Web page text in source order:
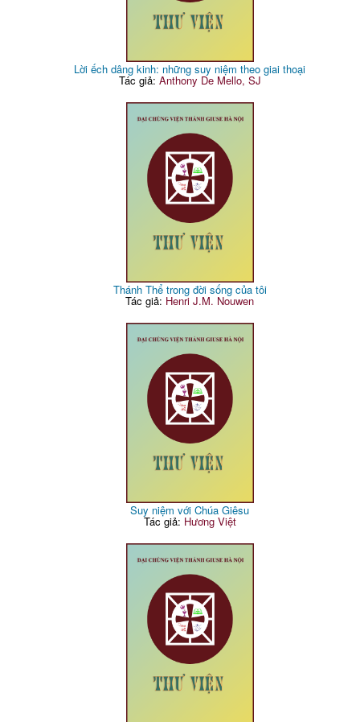
Lời ếch dâng kinh: những suy niệm theo giai thoại
Tác giả: Anthony De Mello, SJ
Thánh Thể trong đời sống của tôi
Tác giả: Henri J.M. Nouwen
Suy niệm với Chúa Giêsu
Tác giả: Hương Việt